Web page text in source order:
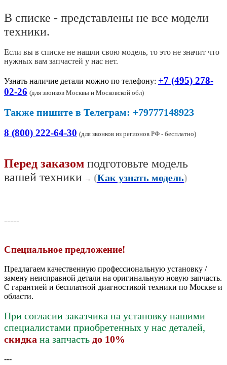
В списке - представлены не все модели
техники.
Если вы в списке не нашли свою модель, то это не значит что
нужных вам запчастей у нас нет.
Узнать наличие детали можно по телефону: +7 (495) 278-
02-26 (для звонков Москвы и Московской обл)
Также пишите в Телеграм: +79777148923
8 (800) 222-64-30 (для звонков из регионов РФ - бесплатно)
Перед заказом подготовьте модель
вашей техники → (Как узнать модель)
-----
Специальное предложение!
Предлагаем качественную профессиональную установку /
замену неисправной детали на оригинальную новую запчасть.
С гарантией и бесплатной диагностикой техники по Москве и
области.
При согласии заказчика на установку нашими
специалистами приобретенных у нас деталей,
скидка на запчасть до 10%
---